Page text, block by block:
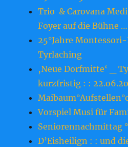
Trio & Carovana
Foyer auf die Bühne …
25°Jahre
Tyrlaching
‚Neue Dorfmitte‘ _
kurzfristig : :
Vorspiel Musi für
Seniorennachmittag
D’Eisheilign : : und